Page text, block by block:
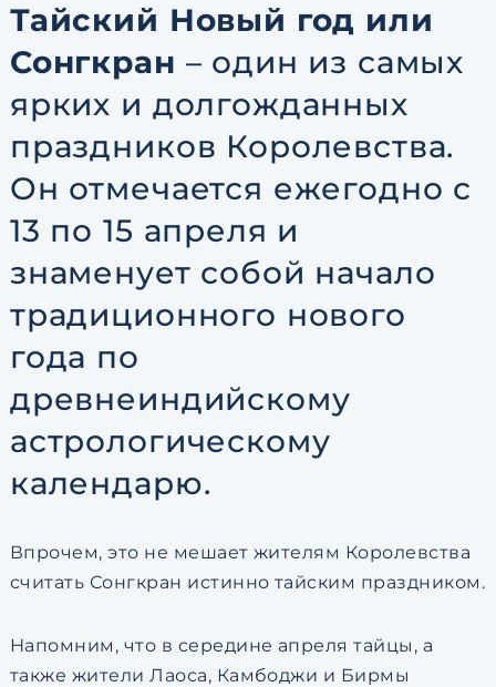
Тайский Новый год или
Сонгкран – один из самых
ярких и долгожданных
праздников Королевства.
Он отмечается ежегодно с
13 по 15 апреля и
знаменует собой начало
традиционного нового
года по
древнеиндийскому
астрологическому
календарю.
Впрочем, это не мешает жителям Королевства
считать Сонгкран истинно тайским праздником.
Напомним, что в середине апреля тайцы, а
также жители Лаоса, Камбоджи и Бирмы